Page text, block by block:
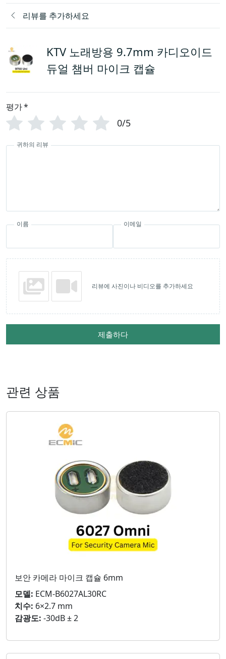
리뷰를 추가하세요
KTV 노래방용 9.7mm 카디오이드
듀얼 챔버 마이크 캡슐
평가*
0/5
귀하의 리뷰
이름 이메일
리뷰에 사진이나 비디오를 추가하세요
제출하다
관련 상품
보안 카메라 마이크 캡슐 6mm
모델: ECM-B6027AL30RC
치수: 6×2.7 mm
감광도: -30dB ± 2